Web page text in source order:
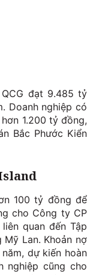
đạt 9.485 tỷ
Doanh nghiệp có
1.200 tỷ đồng,
Bắc Phước Kiển
100 tỷ đồng để
cho Công ty CP
quan đến Tập
Mỹ Lan. Khoản nợ
dự kiến hoàn
nghiệp cũng cho